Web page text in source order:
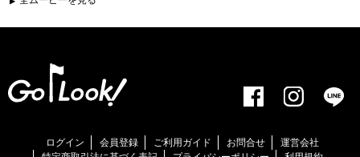
ログイン 会員登録 ご利用ガイド お問合せ
運営会社